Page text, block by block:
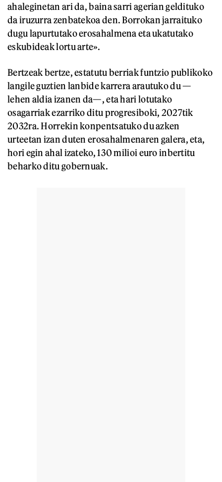
ahaleginetan ari da, baina sarri agerian geldituko
da iruzurra zenbatekoa den. Borrokan jarraituko
dugu lapurtutako erosahalmena eta ukatutako
eskubideak lortu arte».
Bertzeak bertze, estatutu berriak funtzio publikoko
langile guztien lanbide karrera arautuko du —
lehen aldia izanen da—, eta hari lotutako
osagarriak ezarriko ditu progresiboki, 2027tik
2032ra. Horrekin konpentsatuko du azken
urteetan izan duten erosahalmenaren galera, eta,
hori egin ahal izateko, 130 milioi euro inbertitu
beharko ditu gobernuak.